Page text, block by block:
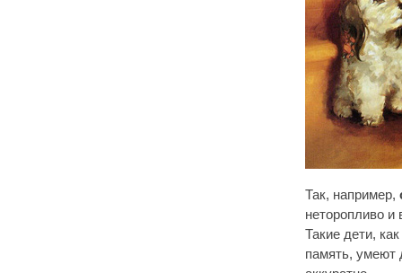
Так, например,
неторопливо
Такие дети,
память, умеют